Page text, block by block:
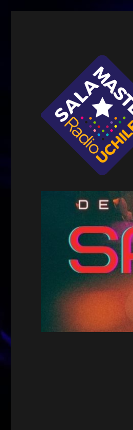
Sala Master